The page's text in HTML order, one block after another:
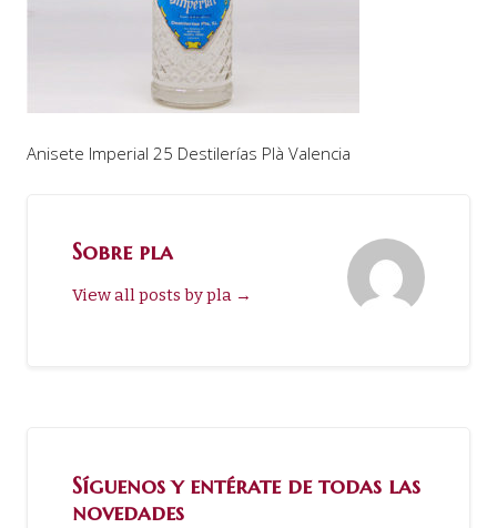
Anisete Imperial 25 Destilerías Plà Valencia
Sobre pla
View all posts by pla →
Síguenos y entérate de todas las
novedades